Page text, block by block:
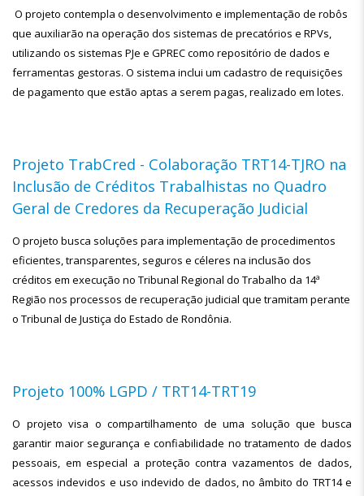
O projeto contempla o desenvolvimento e implementação de robôs
que auxiliarão na operação dos sistemas de precatórios e RPVs,
utilizando os sistemas PJe e GPREC como repositório de dados e
ferramentas gestoras. O sistema inclui um cadastro de requisições
de pagamento que estão aptas a serem pagas, realizado em lotes.
Projeto TrabCred - Colaboração TRT14-TJRO na
Inclusão de Créditos Trabalhistas no Quadro
Geral de Credores da Recuperação Judicial
O projeto busca soluções para implementação de procedimentos
eficientes, transparentes, seguros e céleres na inclusão dos
créditos em execução no Tribunal Regional do Trabalho da 14ª
Região nos processos de recuperação judicial que tramitam perante
o Tribunal de Justiça do Estado de Rondônia.
Projeto 100% LGPD / TRT14-TRT19
O projeto visa o compartilhamento de uma solução que busca
garantir maior segurança e confiabilidade no tratamento de dados
pessoais, em especial a proteção contra vazamentos de dados,
acessos indevidos e uso indevido de dados, no âmbito do TRT14 e